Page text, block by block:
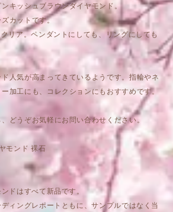
キッシュブラウンダイヤモンド。
カットです。
リア。ペンダントにしても、リングにしても
人気が高まってきているようです。指輪やネ
加工にも、コレクションにもおすすめです。
どうぞお気軽にお問い合わせください。
モンド 裸石
ドはすべて新品です。
ィングレポートともに、サンプルではなく当